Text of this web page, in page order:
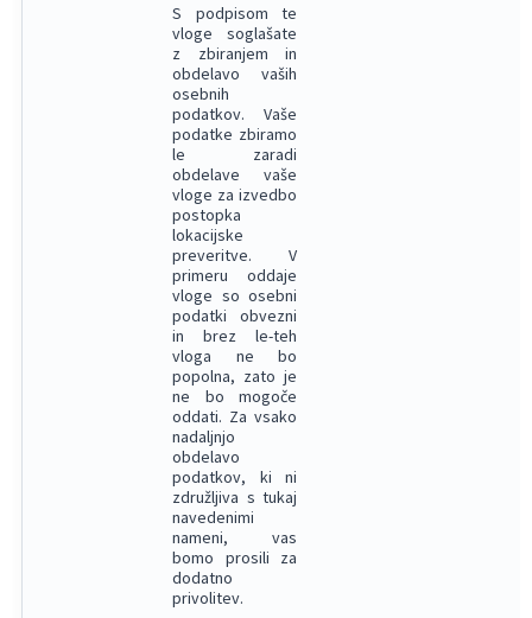
S podpisom te
vloge soglašate
z zbiranjem in
obdelavo vaših
osebnih
podatkov. Vaše
podatke zbiramo
le zaradi
obdelave vaše
vloge za izvedbo
postopka
lokacijske
preveritve. V
primeru oddaje
vloge so osebni
podatki obvezni
in brez le-teh
vloga ne bo
popolna, zato je
ne bo mogoče
oddati. Za vsako
nadaljnjo
obdelavo
podatkov, ki ni
združljiva s tukaj
navedenimi
nameni, vas
bomo prosili za
dodatno
privolitev.